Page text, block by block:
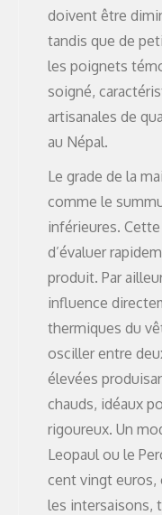
doivent être
tandis que de
les poignets
soigné,
artisanales de
au Népal.
Le grade de la
comme le
inférieures.
d’évaluer
produit. Par
influence
thermiques du
osciller entre
élevées
chauds, idéaux
rigoureux. Un
Leopaul ou le
cent vingt euros,
les intersaisons,